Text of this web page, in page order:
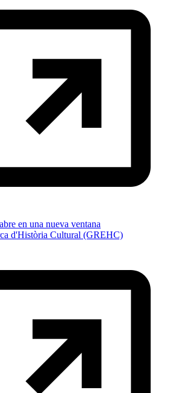
en una nueva ventana
d'Història Cultural (GREHC)